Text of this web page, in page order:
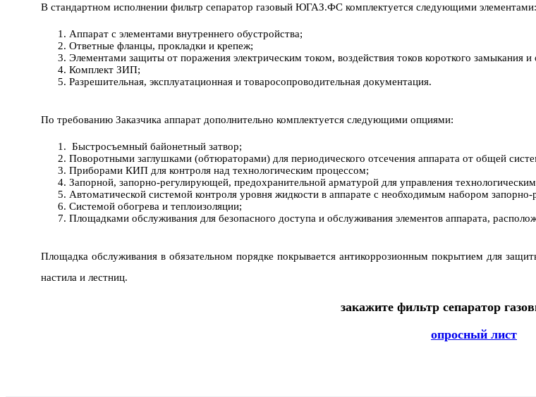
В стандартном исполнении фильтр сепаратор газовый ЮГАЗ.ФС комплектуется следующими элементами:
Аппарат с элементами внутреннего обустройства;
Ответные фланцы, прокладки и крепеж;
Элементами защиты от поражения электрическим током, воздействия токов короткого замыкания и
Комплект ЗИП;
Разрешительная, эксплуатационная и товаросопроводительная документация.
По требованию Заказчика аппарат дополнительно комплектуется следующими опциями:
Быстросъемный байонетный затвор;
Поворотными заглушками (обтюраторами) для периодического отсечения аппарата от общей
Приборами КИП для контроля над технологическим процессом;
Запорной, запорно-регулирующей, предохранительной арматурой для управления
Автоматической системой контроля уровня жидкости в аппарате с необходимым набором
Системой обогрева и теплоизоляции;
Площадками обслуживания для безопасного доступа и обслуживания элементов аппарата,
Площадка обслуживания в обязательном порядке покрывается антикоррозионным покрытием для
настила и лестниц.
закажите фильтр сепаратор
опросный лист